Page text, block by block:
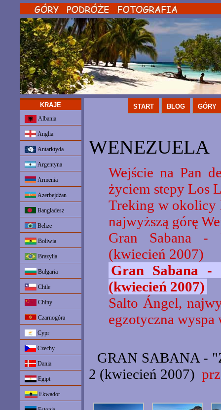
START BLOG GÓRY
KRAJE
Albania
Anglia
Antarktyda
Argentyna
Armenia
Azerbejdżan
Bangladesz
Belize
Boliwia
Brazylia
Bułgaria
Chile
Chiny
Czarnogóra
Cypr
Czechy
Dania
Egipt
Ekwador
WENEZUELA
Wejście na Pan
życiem stepy Los
Treking w okolicy
najwyższą górę
Gran Sabana -
(kwiecień 2007)
Gran Sabana -
(kwiecień 2007)
Salto Ángel,
egzotyczna
GRAN SABANA -
2 (kwiecień 2007)